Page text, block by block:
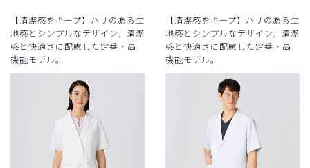
【清潔感をキープ】ハリのある生
地感とシンプルなデザイン。清潔
感と快適さに配慮した定番・高
機能モデル。
【清潔感をキープ】ハリのある生
地感とシンプルなデザイン。清潔
感と快適さに配慮した定番・高
機能モデル。